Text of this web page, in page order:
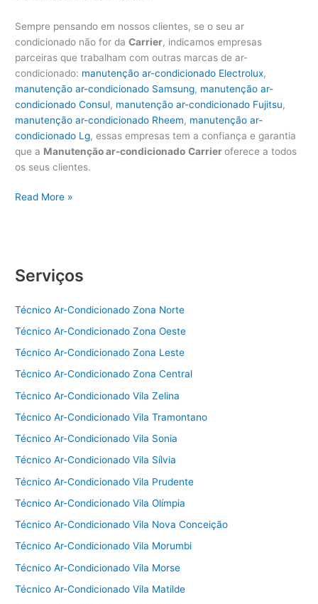
Sempre pensando em nossos clientes, se o seu ar
condicionado não for daCarrier, indicamos empresas
parceiras que trabalham com outras marcas de ar-
condicionado: manutenção ar-condicionado Electrolux,
manutenção ar-condicionado Samsung, manutenção ar-
condicionado Consul, manutenção ar-condicionado Fujitsu,
manutenção ar-condicionado Rheem, manutenção ar-
condicionado Lg, essas empresas tem a confiança e garantia
que a Manutenção ar-condicionado Carrieroferece a todos
os seus clientes.
Manutenção
11
5938
Read More »
Serviços
Técnico Ar-Condicionado Zona Norte
Técnico Ar-Condicionado Zona Oeste
Técnico Ar-Condicionado Zona Leste
Técnico Ar-Condicionado Zona Central
Técnico Ar-Condicionado Vila Zelina
Técnico Ar-Condicionado Vila Tramontano
Técnico Ar-Condicionado Vila Sonia
Técnico Ar-Condicionado Vila Sílvia
Técnico Ar-Condicionado Vila Prudente
Técnico Ar-Condicionado Vila Olímpia
Técnico Ar-Condicionado Vila Nova Conceição
Técnico Ar-Condicionado Vila Morumbi
Técnico Ar-Condicionado Vila Morse
Técnico Ar-Condicionado Vila Matilde